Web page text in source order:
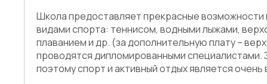
Школа предоставляет прекрасные возможности
видами спорта: теннисом, водными лыжами,
плаванием и др. (за дополнительную плату –
проводятся дипломированными специалистами.
поэтому спорт и активный отдых является